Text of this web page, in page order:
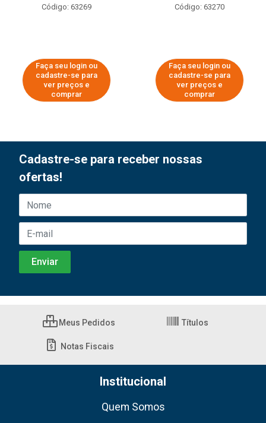
Código: 63269
Faça seu login ou
cadastre-se para
ver preços e
comprar
Código: 63270
Faça seu login ou
cadastre-se para
ver preços e
comprar
Cadastre-se para receber nossas
ofertas!
Meus Pedidos Títulos
Notas Fiscais
Institucional
Quem Somos